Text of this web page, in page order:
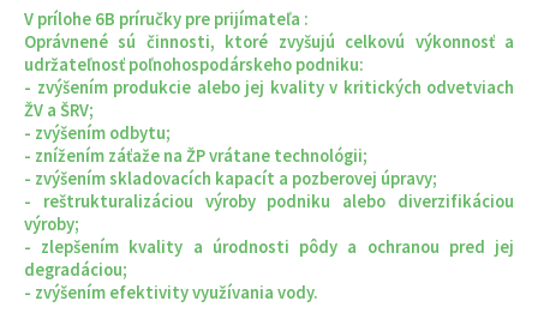
V prílohe 6B príručky pre prijímateľa :
Oprávnené sú činnosti, ktoré zvyšujú celkovú výkonnosť a
udržateľnosť poľnohospodárskeho podniku:
- zvýšením produkcie alebo jej kvality v kritických odvetviach
ŽV a ŠRV;
- zvýšením odbytu;
- znížením záťaže na ŽP vrátane technológii;
- zvýšením skladovacích kapacít a pozberovej úpravy;
- reštrukturalizáciou výroby podniku alebo diverzifikáciou
výroby;
- zlepšením kvality a úrodnosti pôdy a ochranou pred jej
degradáciou;
- zvýšením efektivity využívania vody.